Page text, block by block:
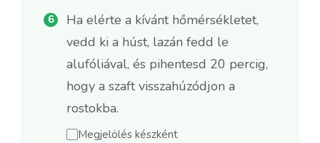
Ha elérte a kívánt hőmérsékletet,
vedd ki a húst, lazán fedd le
alufóliával, és pihentesd 20 percig,
hogy a szaft visszahúzódjon a
rostokba.
Megjelölés készként